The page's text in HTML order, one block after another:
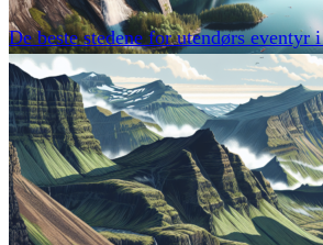
De beste stedene for utendørs eventyr